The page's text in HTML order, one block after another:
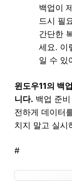
백업이
드시 필
간단한
세요. 이
일 수 있
윈도우11의 백
니다. 백업 준
전하게 데이터
치지 말고 실시
#